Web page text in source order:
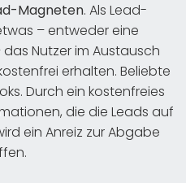
Magneten. Als Lead-
– entweder eine
Nutzer im Austausch
erhalten. Beliebte
Durch ein kostenfreies
die die Leads auf
ein Anreiz zur Abgabe